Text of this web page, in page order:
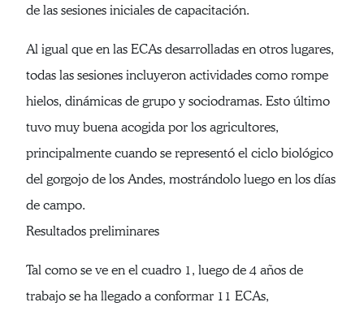
de las sesiones iniciales de capacitación.
Al igual que en las ECAs desarrolladas en otros lugares,
todas las sesiones incluyeron actividades como rompe
hielos, dinámicas de grupo y sociodramas. Esto último
tuvo muy buena acogida por los agricultores,
principalmente cuando se representó el ciclo biológico
del gorgojo de los Andes, mostrándolo luego en los días
de campo.
Resultados preliminares
Tal como se ve en el cuadro 1, luego de 4 años de
trabajo se ha llegado a conformar 11 ECAs,